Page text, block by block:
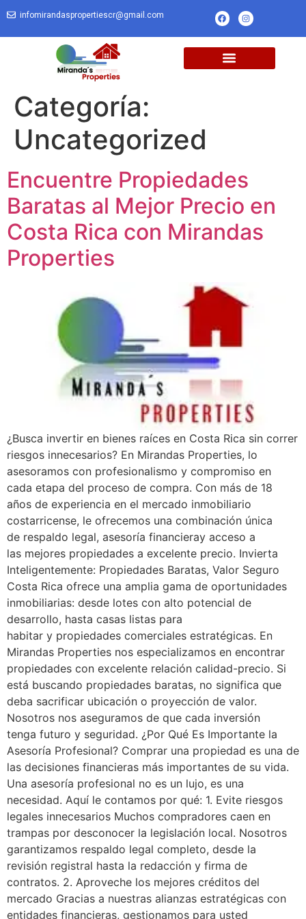
infomirandaspropertiescr@gmail.com
Categoría:
Uncategorized
Encuentre Propiedades
Baratas al Mejor Precio en
Costa Rica con Mirandas
Properties
¿Busca invertir en bienes raíces en Costa Rica sin correr
riesgos innecesarios? En Mirandas Properties, lo
asesoramos con profesionalismo y compromiso en
cada etapa del proceso de compra. Con más de 18
años de experiencia en el mercado inmobiliario
costarricense, le ofrecemos una combinación única
de respaldo legal, asesoría financieray acceso a
las mejores propiedades a excelente precio. Invierta
Inteligentemente: Propiedades Baratas, Valor Seguro
Costa Rica ofrece una amplia gama de oportunidades
inmobiliarias: desde lotes con alto potencial de
desarrollo, hasta casas listas para
habitar y propiedades comerciales estratégicas. En
Mirandas Properties nos especializamos en encontrar
propiedades con excelente relación calidad-precio. Si
está buscando propiedades baratas, no significa que
deba sacrificar ubicación o proyección de valor.
Nosotros nos aseguramos de que cada inversión
tenga futuro y seguridad. ¿Por Qué Es Importante la
Asesoría Profesional? Comprar una propiedad es una de
las decisiones financieras más importantes de su vida.
Una asesoría profesional no es un lujo, es una
necesidad. Aquí le contamos por qué: 1. Evite riesgos
legales innecesarios Muchos compradores caen en
trampas por desconocer la legislación local. Nosotros
garantizamos respaldo legal completo, desde la
revisión registral hasta la redacción y firma de
contratos. 2. Aproveche los mejores créditos del
mercado Gracias a nuestras alianzas estratégicas con
entidades financieras, gestionamos para usted